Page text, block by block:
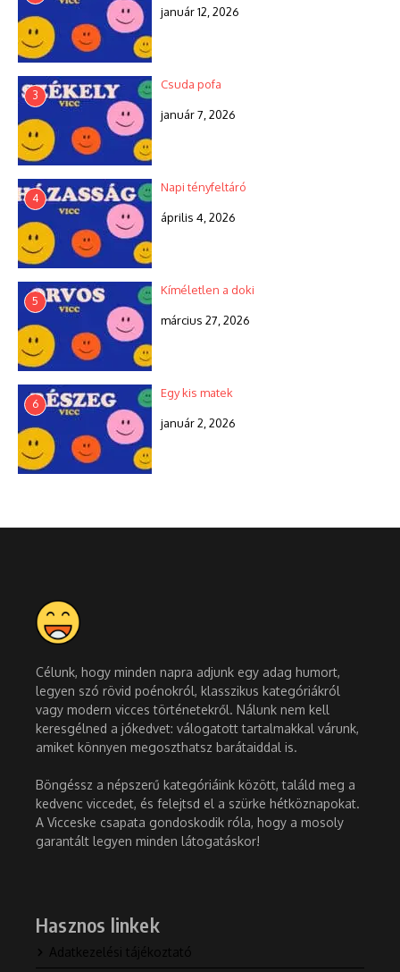
január 12, 2026
3
Csuda pofa
január 7, 2026
4
Napi tényfeltáró
április 4, 2026
5
Kíméletlen a doki
március 27, 2026
6
Egy kis matek
január 2, 2026
Célunk, hogy minden napra adjunk egy adag humort,
legyen szó rövid poénokról, klasszikus kategóriákról
vagy modern vicces történetekről. Nálunk nem kell
keresgélned a jókedvet: válogatott tartalmakkal várunk,
amiket könnyen megoszthatsz barátaiddal is.
Böngéssz a népszerű kategóriáink között, találd meg a
kedvenc viccedet, és felejtsd el a szürke hétköznapokat.
A Vicceske csapata gondoskodik róla, hogy a mosoly
garantált legyen minden látogatáskor!
Hasznos linkek
Adatkezelési tájékoztató